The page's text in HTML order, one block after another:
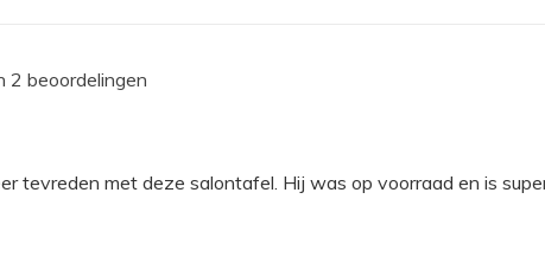
2 beoordelingen
tevreden met deze salontafel. Hij was op voorraad en is